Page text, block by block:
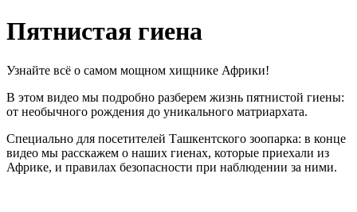
Пятнистая гиена
Узнайте всё о самом мощном хищнике Африки!
В этом видео мы подробно разберем жизнь пятнистой гиены:
от необычного рождения до уникального матриархата.
Специально для посетителей Ташкентского зоопарка: в конце
видео мы расскажем о наших гиенах, которые приехали из
Африке, и правилах безопасности при наблюдении за ними.